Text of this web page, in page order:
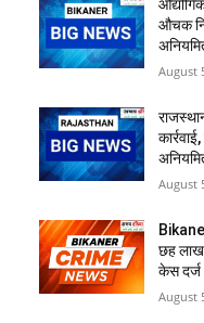
औचक
August
August
छह
केस दर्ज
August